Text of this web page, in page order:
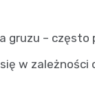
gruzu –
w zależności